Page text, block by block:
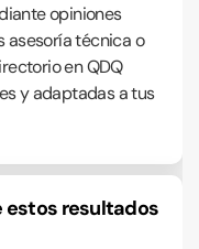
opiniones
asesoría técnica o
en QDQ
y adaptadas a tus
estos resultados